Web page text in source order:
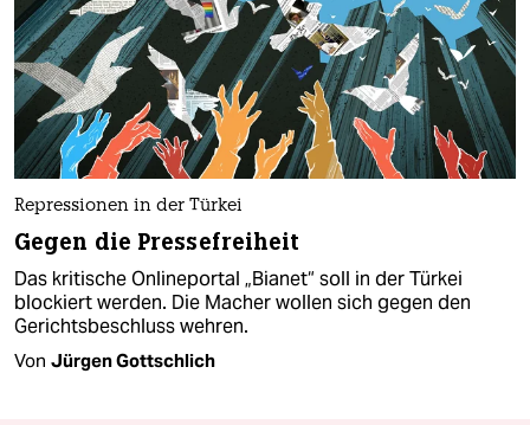
Repressionen in der Türkei
Gegen die Pressefreiheit
Das kritische Onlineportal „Bianet“ soll in der Türkei
blockiert werden. Die Macher wollen sich gegen den
Gerichtsbeschluss wehren.
Von Jürgen Gottschlich